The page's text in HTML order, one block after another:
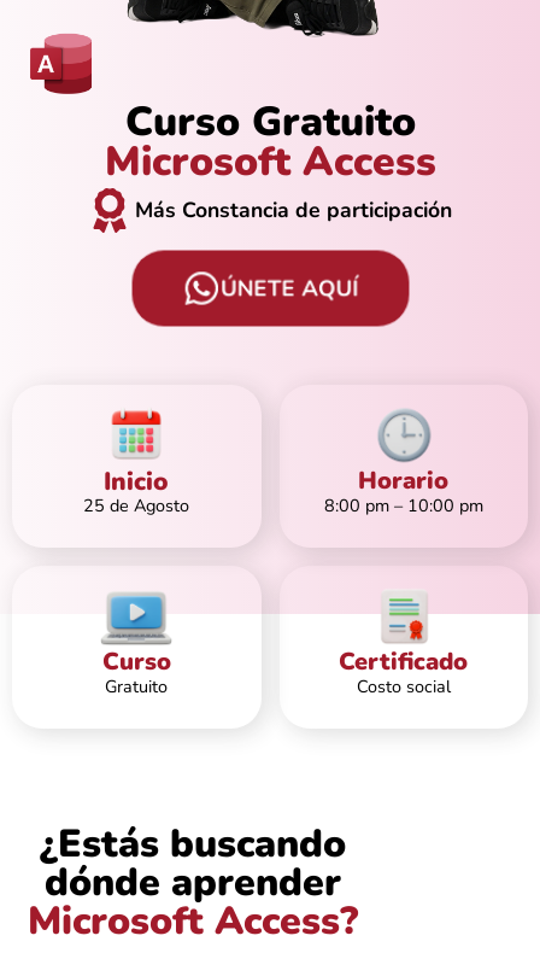
Curso Gratuito
Microsoft Access
Más Constancia de participación
ÚNETE AQUÍ
Inicio
25 de Agosto
Horario
8:00 pm – 10:00 pm
Curso
Gratuito
Certificado
Costo social
¿Estás buscando
dónde aprender
Microsoft Access?